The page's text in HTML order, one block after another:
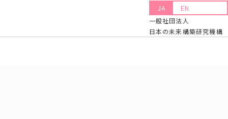
JA
EN
一般社団法人
日本の未来構築研究機構